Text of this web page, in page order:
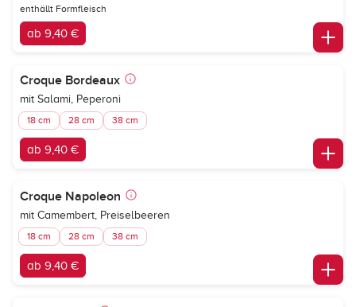
enthällt Formfleisch
ab 9,40 €
Croque Bordeaux
mit Salami, Peperoni
18 cm 28 cm 38 cm
ab 9,40 €
Croque Napoleon
mit Camembert, Preiselbeeren
18 cm 28 cm 38 cm
ab 9,40 €